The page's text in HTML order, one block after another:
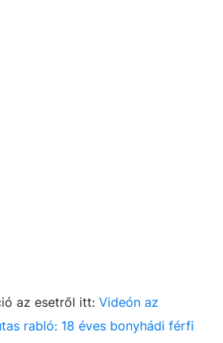
az esetről itt: Videón az
rabló: 18 éves bonyhádi férfi